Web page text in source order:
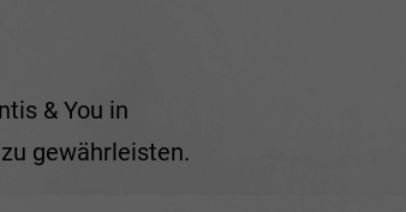
& You in
gewährleisten.